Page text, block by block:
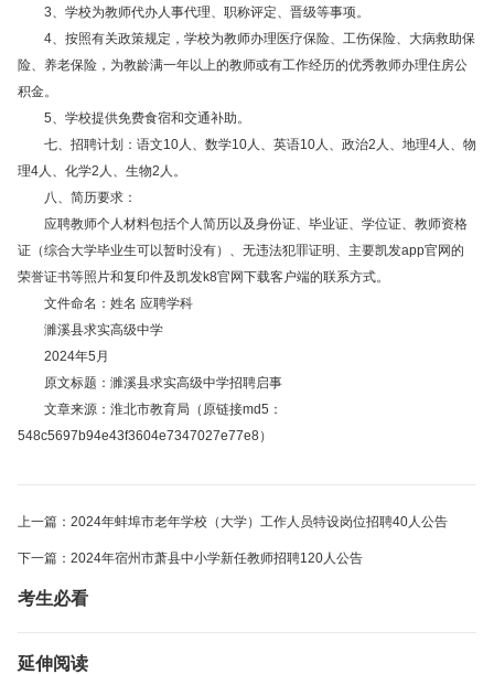
3、学校为教师代办人事代理、职称评定、晋级等事项。
4、按照有关政策规定，学校为教师办理医疗保险、工伤保险、大病救助保
险、养老保险，为教龄满一年以上的教师或有工作经历的优秀教师办理住房公
积金。
5、学校提供免费食宿和交通补助。
七、招聘计划： 语文10人、数学10人、英语10人、政治2人、地理4人、物
理4人、化学2人、生物2人。
八、简历要求：
应聘教师个人材料包括个人简历以及身份证、毕业证、学位证、教师资格
证（综合大学毕业生可以暂时没有）、无违法犯罪证明、主要凯发app官网的
荣誉证书等照片和复印件及凯发k8官网下载客户端的联系方式。
文件命名：姓名 应聘学科
濉溪县求实高级中学
2024年5月
原文标题：濉溪县求实高级中学招聘启事
文章来源：淮北市教育局（原链接md5：
548c5697b94e43f3604e7347027e77e8）
上一篇：2024年蚌埠市老年学校（大学）工作人员特设岗位招聘40人公告
下一篇：2024年宿州市萧县中小学新任教师招聘120人公告
考生必看
延伸阅读